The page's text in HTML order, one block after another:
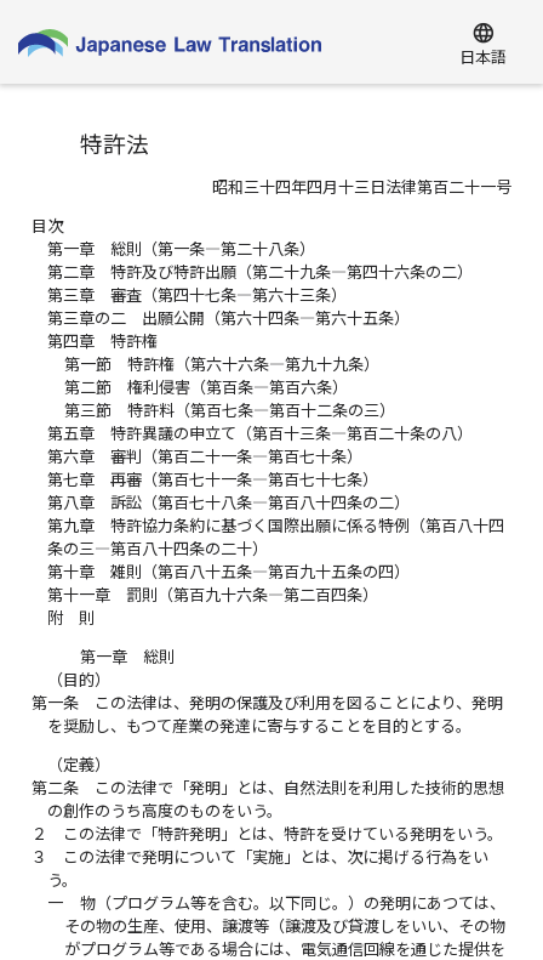
language
日本語
特許法
昭和三十四年四月十三日法律第百二十一号
目次
第一章 総則（第一条―第二十八条）
第二章 特許及び特許出願（第二十九条―第四十六条の二）
第三章 審査（第四十七条―第六十三条）
第三章の二 出願公開（第六十四条―第六十五条）
第四章 特許権
第一節 特許権（第六十六条―第九十九条）
第二節 権利侵害（第百条―第百六条）
第三節 特許料（第百七条―第百十二条の三）
第五章 特許異議の申立て（第百十三条―第百二十条の八）
第六章 審判（第百二十一条―第百七十条）
第七章 再審（第百七十一条―第百七十七条）
第八章 訴訟（第百七十八条―第百八十四条の二）
第九章 特許協力条約に基づく国際出願に係る特例（第百八十四
条の三―第百八十四条の二十）
第十章 雑則（第百八十五条―第百九十五条の四）
第十一章 罰則（第百九十六条―第二百四条）
附 則
第一章 総則
（目的）
第一条
この法律は、発明の保護及び利用を図ることにより、発明
を奨励し、もつて産業の発達に寄与することを目的とする。
（定義）
第二条
この法律で「発明」とは、自然法則を利用した技術的思想
の創作のうち高度のものをいう。
２
この法律で「特許発明」とは、特許を受けている発明をいう。
３
この法律で発明について「実施」とは、次に掲げる行為をい
う。
一
物（プログラム等を含む。以下同じ。）の発明にあつては、
その物の生産、使用、譲渡等（譲渡及び貸渡しをいい、その物
がプログラム等である場合には、電気通信回線を通じた提供を